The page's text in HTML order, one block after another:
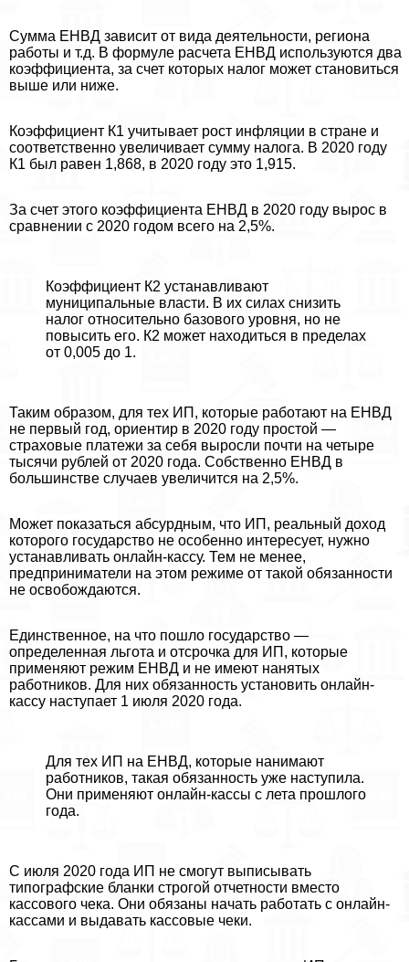
Сумма ЕНВД зависит от вида деятельности, региона
работы и т.д. В формуле расчета ЕНВД используются два
коэффициента, за счет которых налог может становиться
выше или ниже.
Коэффициент К1 учитывает рост инфляции в стране и
соответственно увеличивает сумму налога. В 2020 году
К1 был равен 1,868, в 2020 году это 1,915.
За счет этого коэффициента ЕНВД в 2020 году вырос в
сравнении с 2020 годом всего на 2,5%.
Коэффициент К2 устанавливают
муниципальные власти. В их силах снизить
налог относительно базового уровня, но не
повысить его. К2 может находиться в пределах
от 0,005 до 1.
Таким образом, для тех ИП, которые работают на ЕНВД
не первый год, ориентир в 2020 году простой —
страховые платежи за себя выросли почти на четыре
тысячи рублей от 2020 года. Собственно ЕНВД в
большинстве случаев увеличится на 2,5%.
Может показаться абсурдным, что ИП, реальный доход
которого государство не особенно интересует, нужно
устанавливать онлайн-кассу. Тем не менее,
предприниматели на этом режиме от такой обязанности
не освобождаются.
Единственное, на что пошло государство —
определенная льгота и отсрочка для ИП, которые
применяют режим ЕНВД и не имеют нанятых
работников. Для них обязанность установить онлайн-
кассу наступает 1 июля 2020 года.
Для тех ИП на ЕНВД, которые нанимают
работников, такая обязанность уже наступила.
Они применяют онлайн-кассы с лета прошлого
года.
С июля 2020 года ИП не смогут выписывать
типографские бланки строгой отчетности вместо
кассового чека. Они обязаны начать работать с онлайн-
кассами и выдавать кассовые чеки.